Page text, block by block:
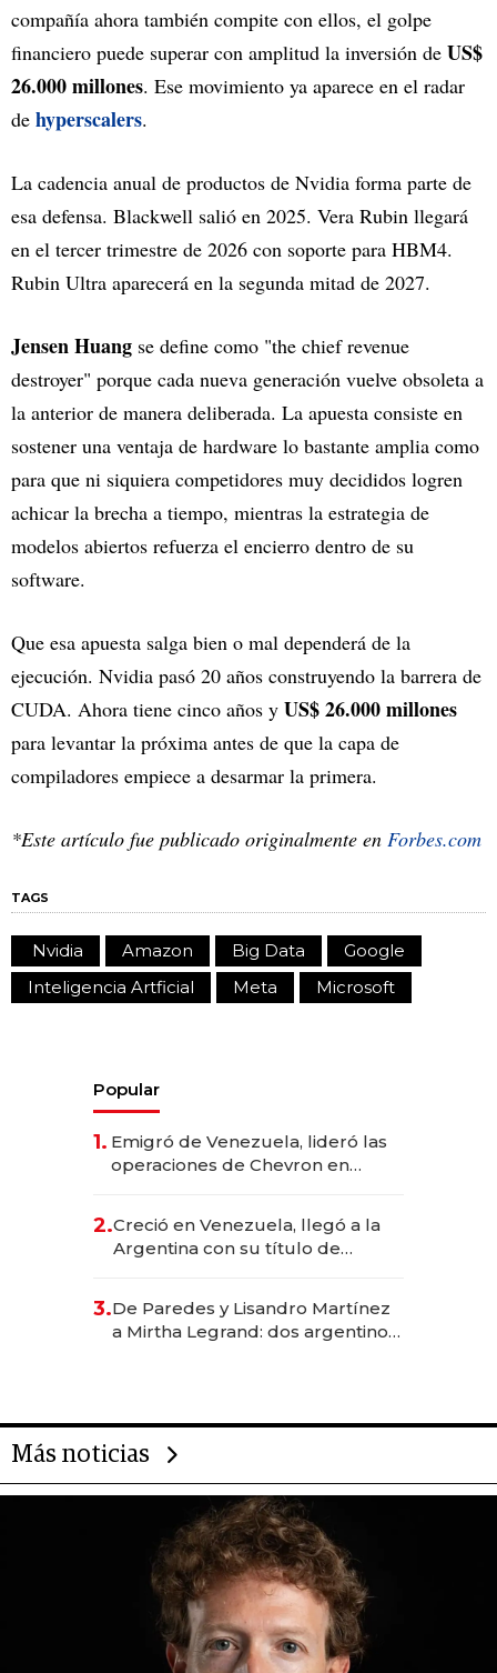
compañía ahora también compite con ellos, el golpe
financiero puede superar con amplitud la inversión de US$
26.000 millones. Ese movimiento ya aparece en el radar
de hyperscalers.
La cadencia anual de productos de Nvidia forma parte de
esa defensa. Blackwell salió en 2025. Vera Rubin llegará
en el tercer trimestre de 2026 con soporte para HBM4.
Rubin Ultra aparecerá en la segunda mitad de 2027.
Jensen Huang se define como "the chief revenue
destroyer" porque cada nueva generación vuelve obsoleta a
la anterior de manera deliberada. La apuesta consiste en
sostener una ventaja de hardware lo bastante amplia como
para que ni siquiera competidores muy decididos logren
achicar la brecha a tiempo, mientras la estrategia de
modelos abiertos refuerza el encierro dentro de su
software.
Que esa apuesta salga bien o mal dependerá de la
ejecución. Nvidia pasó 20 años construyendo la barrera de
CUDA. Ahora tiene cinco años y US$ 26.000 millones
para levantar la próxima antes de que la capa de
compiladores empiece a desarmar la primera.
*Este artículo fue publicado originalmente en Forbes.com
TAGS
Nvidia Amazon Big Data
Google
Inteligencia Artficial
Meta Microsoft
Popular
1. Emigró de Venezuela, lideró las
operaciones de Chevron en
2.Creció en Venezuela, llegó a la
Argentina con su título de
las marcas "fast premium"
3.De Paredes y Lisandro Martínez
a Mirtha Legrand: dos argentinos
Más noticias